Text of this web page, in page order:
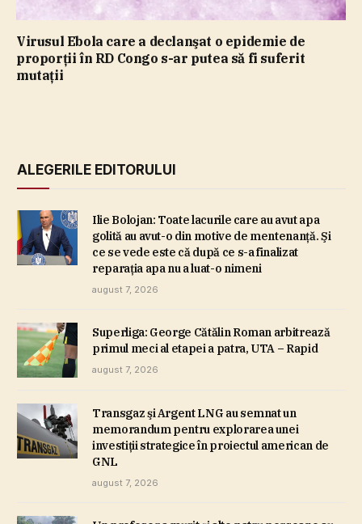
Virusul Ebola care a declanşat o epidemie de
proporţii în RD Congo s-ar putea să fi suferit
mutaţii
ALEGERILE EDITORULUI
Ilie Bolojan: Toate lacurile care au avut apa
golită au avut-o din motive de mentenanţă. Şi
ce se vede este că după ce s-a finalizat
reparaţia apa nu a luat-o nimeni
august 7, 2026
Superliga: George Cătălin Roman arbitrează
primul meci al etapei a patra, UTA – Rapid
august 7, 2026
Transgaz şi Argent LNG au semnat un
memorandum pentru explorarea unei
investiţii strategice în proiectul american de
GNL
august 7, 2026